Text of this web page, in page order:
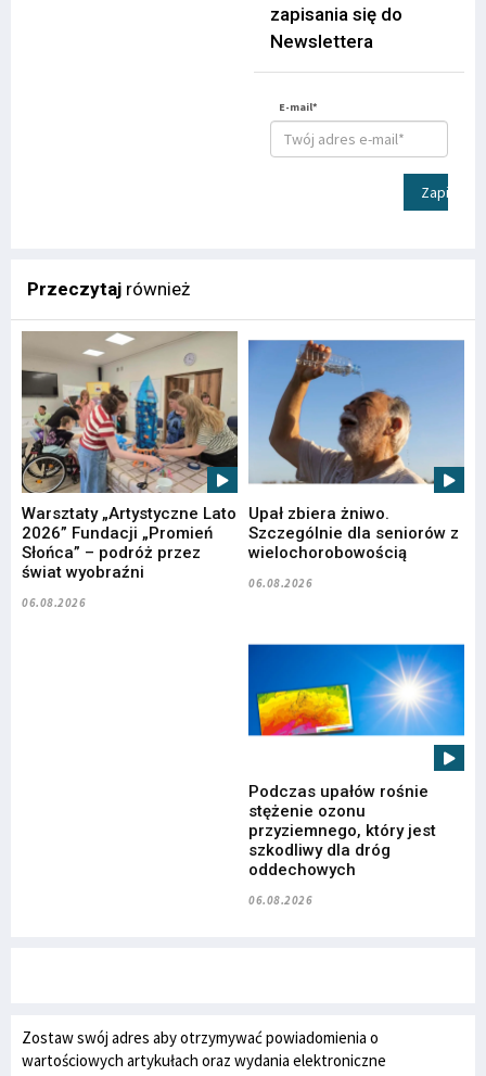
zapisania się do
Newslettera
E-mail*
Zapisz
Przeczytaj również
Warsztaty „Artystyczne Lato
2026” Fundacji „Promień
Słońca” – podróż przez
świat wyobraźni
06.08.2026
Upał zbiera żniwo.
Szczególnie dla seniorów z
wielochorobowością
06.08.2026
Podczas upałów rośnie
stężenie ozonu
przyziemnego, który jest
szkodliwy dla dróg
oddechowych
06.08.2026
Zostaw swój adres aby otrzymywać powiadomienia o
wartościowych artykułach oraz wydania elektroniczne